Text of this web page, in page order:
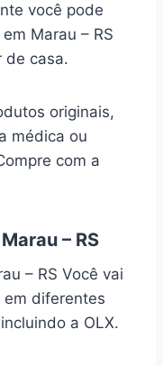
você pode
Marau – RS
de casa.
originais,
médica ou
com a
– RS
– RS Você vai
diferentes
a OLX.